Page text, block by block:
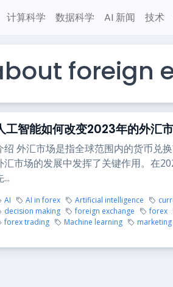
计算科学 数据科学 AI 新闻 技术
foreign
工智能如何改变2023年的外汇
绍 外汇市场是指全球范围内的货币兑
汇市场的发展中发挥了关键作用。在
...
AI AI in forex Artificial intelligence
decision making
foreign exchange forex
forex trading
Machine learning marketing